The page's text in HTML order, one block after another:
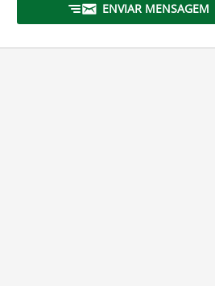
ENVIAR MENSAGEM